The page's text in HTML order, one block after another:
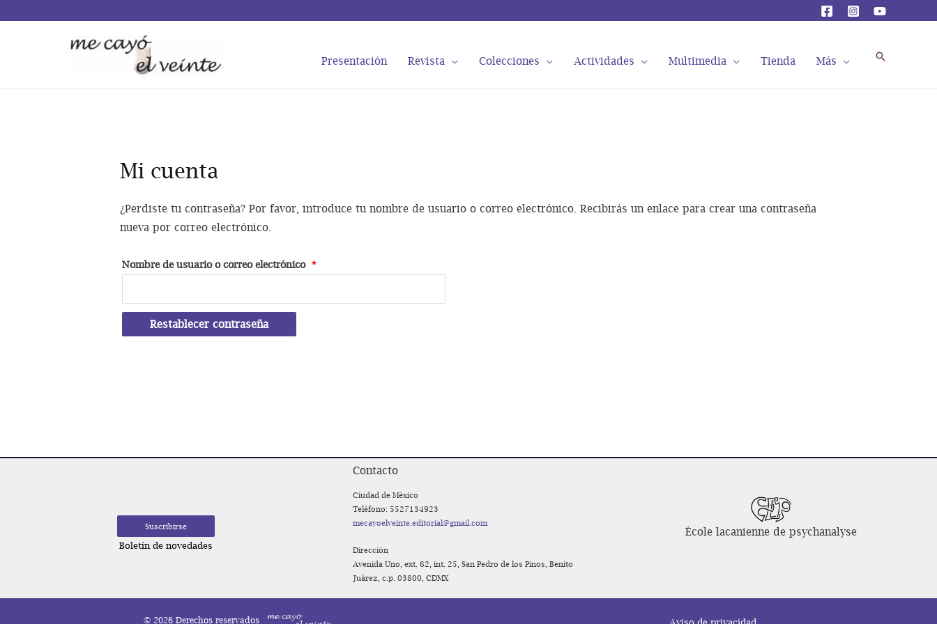
Presentación Revista Colecciones Actividades Multimedia Tienda Más Buscar
Mi cuenta
¿Perdiste tu contraseña? Por favor, introduce tu nombre de usuario o correo electrónico. Recibirás un enlace para crear una contraseña
nueva por correo electrónico.
Nombre de usuario o correo electrónico*Obligatorio
Restablecer contraseña
Boletín de novedades
Contacto
Ciudad de México
Teléfono: 5527134923
mecayoelveinte.editorial@gmail.com
Dirección
Avenida Uno, ext. 62, int. 25, San Pedro de los Pinos, Benito
Juárez, c.p. 03800, CDMX
École lacanienne de psychanalyse
© 2026 Derechos reservados Aviso de privacidad